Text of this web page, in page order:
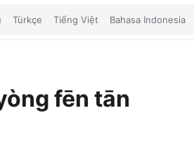
Türkçe Tiếng Việt Bahasa Indonesia
fēn tān